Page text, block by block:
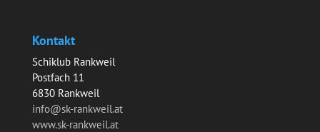
Kontakt
Schiklub Rankweil
Postfach 11
6830 Rankweil
info@sk-rankweil.at
www.sk-rankweil.at